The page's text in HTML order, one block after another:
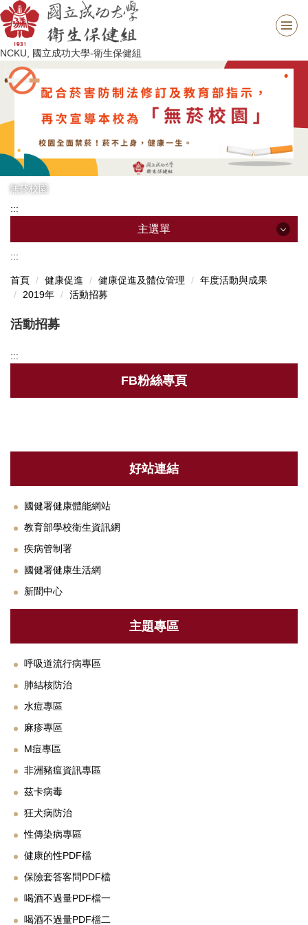
跳
到
主
要
內
容
區
NCKU, 國立成功大學-衛生保健組
無菸校園
:::
主選單
最新消息
衛保組簡介
傳染病專區
新冠肺炎防疫措施
職業安全衛生護理
下載專區
常見Q&A
聯絡我們
鄰近醫療資源
:::
首頁 健康促進 健康促進及體位管理
年度活動與成果
2019年
活動招募
活動招募
:::
FB粉絲專頁
好站連結
國健署健康體能網站
教育部學校衛生資訊網
疾病管制署
國健署健康生活網
新聞中心
主題專區
呼吸道流行病專區
肺結核防治
水痘專區
麻疹專區
M痘專區
非洲豬瘟資訊專區
茲卡病毒
狂犬病防治
性傳染病專區
健康的性PDF檔
保險套答客問PDF檔
喝酒不過量PDF檔一
喝酒不過量PDF檔二